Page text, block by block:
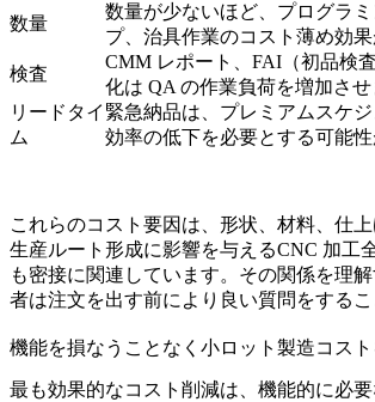
数量
数量が少ないほど、プログラ
プ、治具作業のコスト薄め効
検査
CMM レポート、FAI（初品検
化は QA の作業負荷を増加させ
リードタイ
ム
緊急納品は、プレミアムスケ
効率の低下を必要とする可能
これらのコスト要因は、形状、材料、仕
生産ルート形成に影響を与えるCNC 加工
も密接に関連しています。その関係を理
者は注文を出す前により良い質問をするこ
機能を損なうことなく小ロット製造コス
最も効果的なコスト削減は、機能的に必